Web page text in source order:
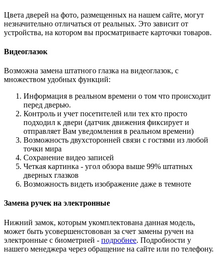
Цвета дверей на фото, размещенных на нашем сайте, могут
незначительно отличаться от реальных. Это зависит от
устройства, на котором вы просматриваете карточки товаров.
Видеоглазок
Возможна замена штатного глазка на видеоглазок, с
множеством удобных функций:
Информация в реальном времени о том что происходит
перед дверью.
Контроль и учет посетителей или тех кто просто
подходил к двери (датчик движения фиксирует и
отправляет Вам уведомления в реальном времени)
Возможность двухсторонней связи с гостями из любой
точки мира
Сохранение видео записей
Четкая картинка - угол обзора выше 99% штатных
дверных глазков
Возможность видеть изображение даже в темноте
Замена ручек на электронные
Нижний замок, которым укомплектована данная модель,
может быть усовершенстовован за счет замены ручен на
электронные с биометрией - подробнее. Подробности у
нашего менеджера через обращение на сайте или по телефону.